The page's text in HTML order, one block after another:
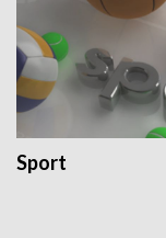
Sport